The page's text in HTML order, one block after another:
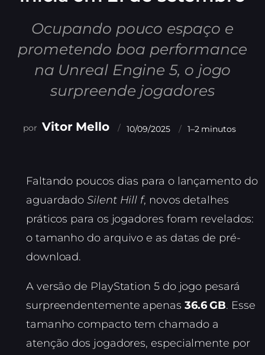
Ocupando pouco espaço e
prometendo boa performance
na Unreal Engine 5, o jogo
surpreende jogadores
Vitor Mello 10/09/2025 1–2 minutos
Faltando poucos dias para o lançamento do
aguardadoSilent Hill f, novos detalhes
práticos para os jogadores foram revelados:
o tamanho do arquivo e as datas de pré-
download.
A versão de PlayStation 5 do jogo pesará
surpreendentemente apenas 36.6 GB. Esse
tamanho compacto tem chamado a
atenção dos jogadores, especialmente por